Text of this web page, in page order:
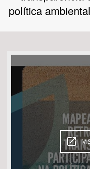
Subtema
Área de Levantamento
política